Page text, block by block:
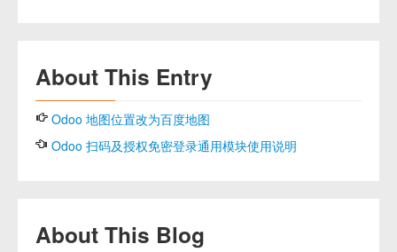
About This Entry
Odoo 地图位置改为百度地图
Odoo 扫码及授权免密登录通用模块使用说明
About This Blog